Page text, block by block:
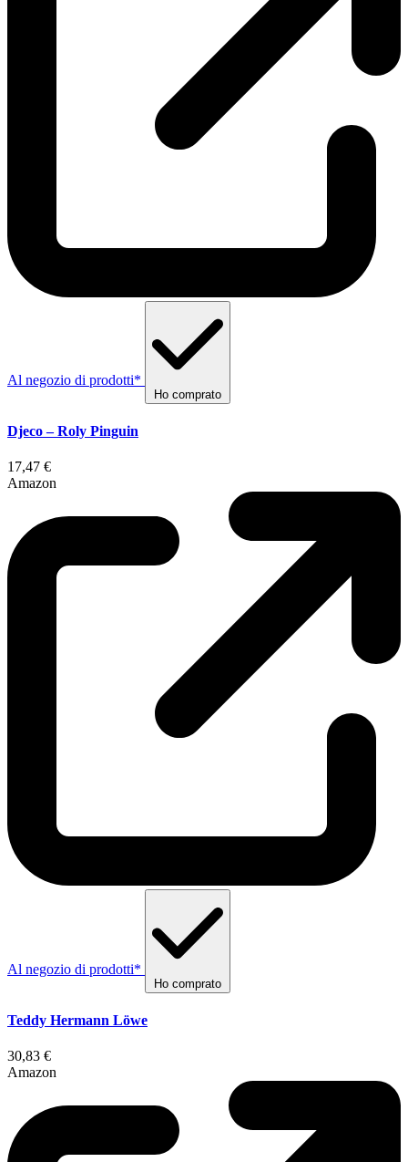
Al negozio di prodotti*
Ho comprato
Djeco – Roly Pinguin
17,47 €
Amazon
Al negozio di prodotti*
Ho comprato
Teddy Hermann Löwe
30,83 €
Amazon